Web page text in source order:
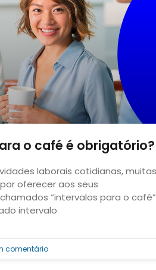
o café é obrigatório?
laborais cotidianas, muitas
oferecer aos seus
“intervalos para o
intervalo
comentário